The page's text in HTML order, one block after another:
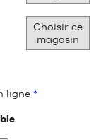
Choisir ce
magasin
ligne *